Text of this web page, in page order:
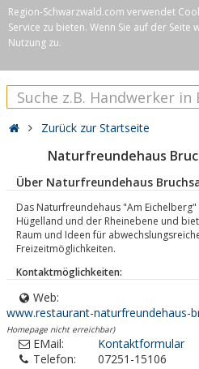
Region-Schwarzwald.com verwendet
Service zu bieten. Wenn Sie auf der
Nutzung zu.
Zurück zur Startseite
Naturfreundehaus
Über Naturfreundehaus
Das Naturfreundehaus "Am
Hügelland und der Rheinebene und
Raum und Ideen für
Freizeitmöglichkeiten.
Kontaktmöglichkeiten:
Web:
www.restaurant-naturfreundehaus-
Homepage nicht erreichbar)
EMail:
Kontaktformular
Telefon:
07251-15106